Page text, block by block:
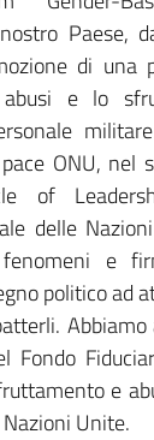
Paese,
di una
e lo
ONU, nel
of
delle
e
politico ad
Fondo
e
Unite.